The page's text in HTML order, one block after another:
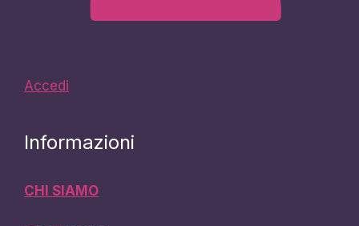
Accedi
Informazioni
CHI SIAMO